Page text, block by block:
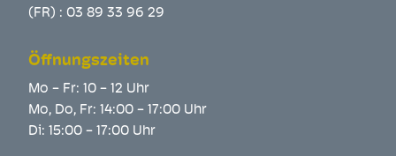
(FR) : 03 89 33 96 29
Öffnungszeiten
Mo - Fr: 10 - 12 Uhr
Mo, Do, Fr: 14:00 - 17:00 Uhr
Di: 15:00 - 17:00 Uhr